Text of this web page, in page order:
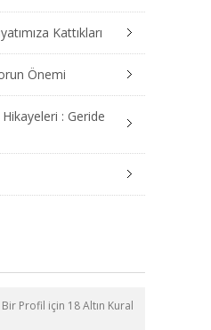
Kattıkları
Önemi
: Geride
Profil için 18 Altın Kural